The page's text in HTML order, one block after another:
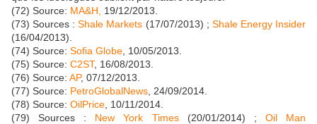
(72) Source: MA&H,
19/12/2013.
(73) Sources :Shale Markets (17/07/2013) ; Shale Energy Insider
(16/04/2013).
(74) Source: Sofia Globe , 10/05/2013.
(75) Source: C2ST, 16/08/2013.
(76) Source: AP, 07/12/2013.
(77) Source: PetroGlobalNews , 24/09/2014.
(78) Source: OilPrice , 10/11/2014.
(79) Sources : New York Times(20/01/2014) ; Oil Man